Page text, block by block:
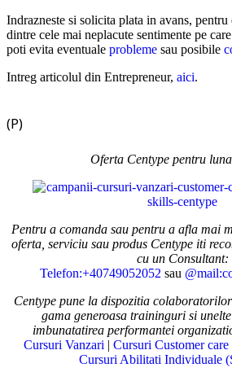
Indrazneste si solicita plata in avans,
dintre cele mai neplacute sentimente pe
poti evita eventuale probleme sau posibile
Intreg articolul din Entrepreneur, aici.
(P)
Oferta Centype pentru
Pentru a comanda sau pentru a afla mai
oferta, serviciu sau produs Centype iti
cu un Consultant:
Telefon:+40749052052 sau
Centype pune la dispozitia
gama generoasa traininguri si
imbunatatirea performantei
Cursuri Vanzari | Cursuri Customer care
Cursuri Abilitati Individuale